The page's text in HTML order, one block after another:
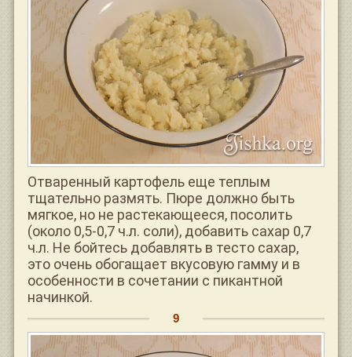
Отваренный картофель еще теплым
тщательно размять. Пюре должно быть
мягкое, но не растекающееся, посолить
(около 0,5-0,7 ч.л. соли), добавить сахар 0,7
ч.л. Не бойтесь добавлять в тесто сахар,
это очень обогащает вкусовую гамму и в
особенности в сочетании с пикантной
начинкой.